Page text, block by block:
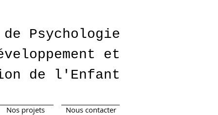
Psychologie
et
de l'Enfant
Nous contacter
Nos projets